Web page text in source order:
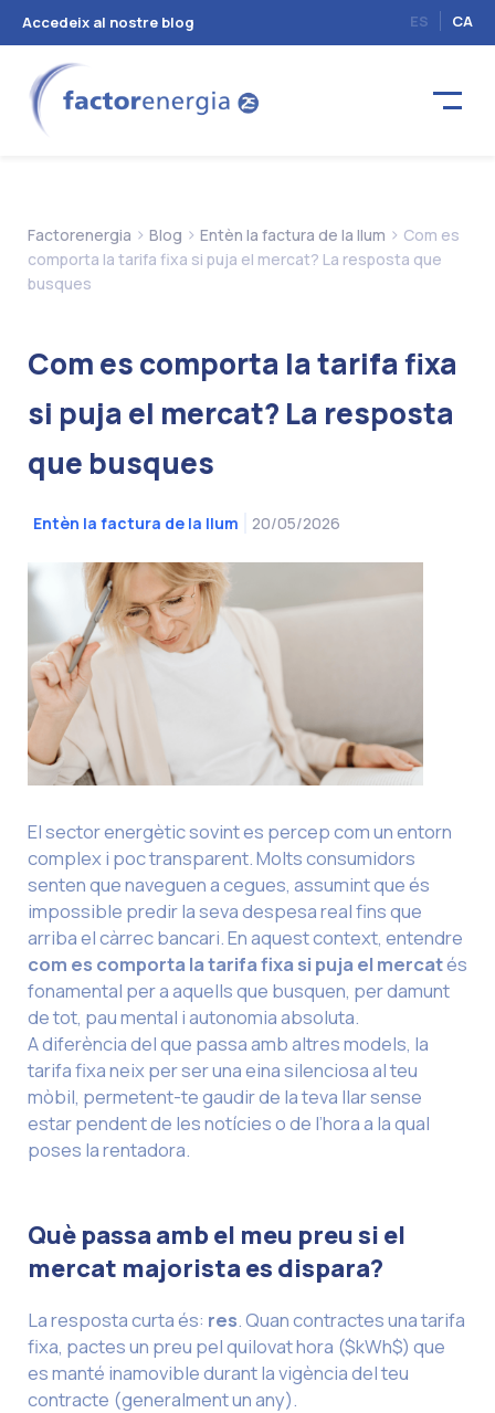
Accedeix al nostre blog ES CA
Factorenergia > Blog > Entèn la factura de la llum > Com es
comporta la tarifa fixa si puja el mercat? La resposta que
busques
Com es comporta la tarifa fixa
si puja el mercat? La resposta
que busques
Entèn la factura de la llum 20/05/2026
El sector energètic sovint es percep com un entorn
complex i poc transparent. Molts consumidors
senten que naveguen a cegues, assumint que és
impossible predir la seva despesa real fins que
arriba el càrrec bancari. En aquest context, entendre
com es comporta la tarifa fixa si puja el mercatés
fonamental per a aquells que busquen, per damunt
de tot, pau mental i autonomia absoluta.
A diferència del que passa amb altres models, la
tarifa fixa neix per ser una eina silenciosa al teu
mòbil, permetent-te gaudir de la teva llar sense
estar pendent de les notícies o de l’hora a la qual
poses la rentadora.
Què passa amb el meu preu si el
mercat majorista es dispara?
La resposta curta és: res. Quan contractes una tarifa
fixa, pactes un preu pel quilovat hora ($kWh$) que
es manté inamovible durant la vigència del teu
contracte (generalment un any).